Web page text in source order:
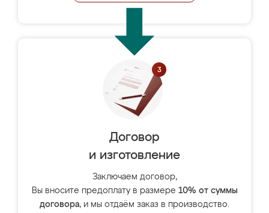
Договор
и изготовление
Заключаем договор,
Вы вносите предоплату в размере 10% от суммы
договора, и мы отдаём заказ в производство.